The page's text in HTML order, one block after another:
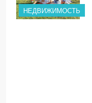
НЕДВИЖИМОСТЬ